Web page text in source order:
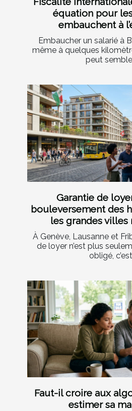
équation pour
embauchent à
Embaucher un salarié à
même à quelques
peut
Garantie de
bouleversement des
les grandes villes
À Genève, Lausanne et
de loyer n’est plus
obligé,
Faut-il croire aux
estimer sa